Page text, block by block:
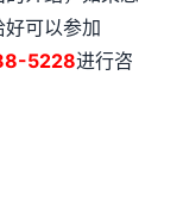
可以参加
5228进行咨